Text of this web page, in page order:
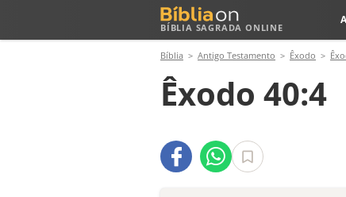
BÍBLIA SAGRADA ONLINE
Bíblia Antigo Testamento Êxodo
Êxodo 40:4